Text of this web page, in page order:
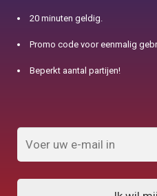
20 minuten geldig.
Promo code voor eenmalig
Beperkt aantal partijen!